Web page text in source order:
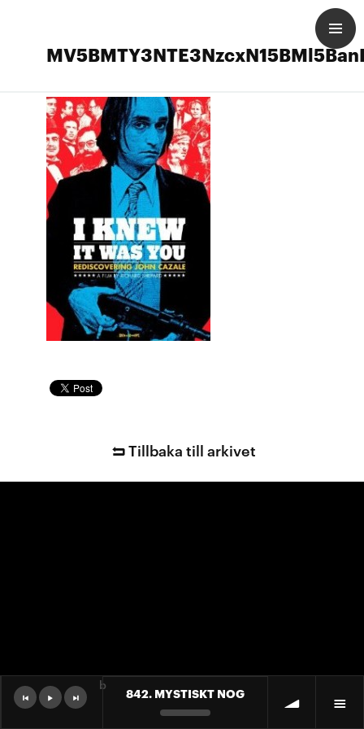
Tillbaka till arkivet
842. MYSTISKT NOG
b